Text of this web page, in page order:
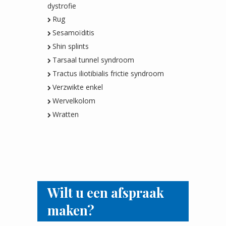
dystrofie
Rug
Sesamoïditis
Shin splints
Tarsaal tunnel syndroom
Tractus iliotibialis frictie syndroom
Verzwikte enkel
Wervelkolom
Wratten
Wilt u een afspraak
maken?